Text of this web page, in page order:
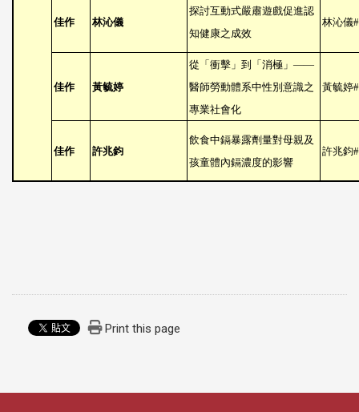
佳作 林沁儀
探討互動式嚴肅遊戲促進認
知健康之成效
林沁儀
佳作 黃毓婷
從「衝擊」到「消極」 ——
醫師勞動體系中性別意識之
專業社會化
黃毓婷
佳作 許兆鈞
飲食中鎘暴露劑量對母親及
孩童體內鎘濃度的影響
許兆鈞
Print this page